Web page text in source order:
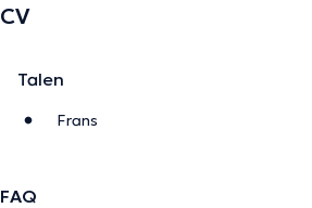
CV
Talen
Frans
FAQ